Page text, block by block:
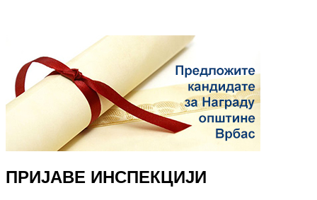
ПРИЈАВЕ ИНСПЕКЦИЈИ